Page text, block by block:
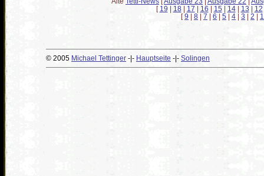
[ 19| 18| 17 16 15 14| 13 12
[9 8 7 6 5 4 3 2 1
© 2005 Michael Tettinger -|- Hauptseite -|- Solingen